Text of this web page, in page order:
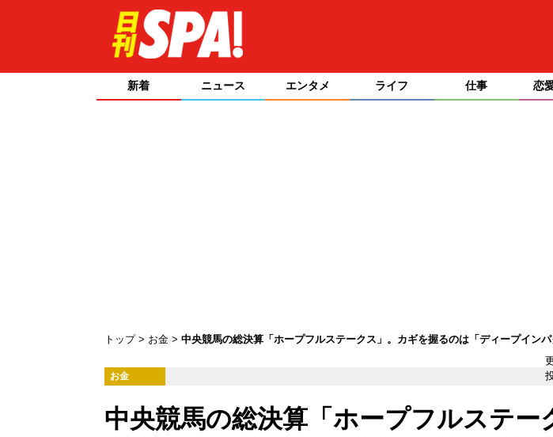
新着 ニュース エンタメ ライフ 仕事 恋
トップ お金
中央競馬の総決算「ホープフルステークス」。カギを握るのは「ディープイン
お金
中央競馬の総決算「ホープフルステー